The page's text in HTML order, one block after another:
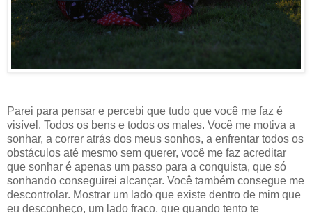
Parei para pensar e percebi que tudo que você me faz é
visível. Todos os bens e todos os males. Você me motiva a
sonhar, a correr atrás dos meus sonhos, a enfrentar todos os
obstáculos até mesmo sem querer, você me faz acreditar
que sonhar é apenas um passo para a conquista, que só
sonhando conseguirei alcançar. Você também consegue me
descontrolar. Mostrar um lado que existe dentro de mim que
eu desconheço, um lado fraco, que quando tento te